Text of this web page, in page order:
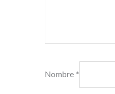
Nombre *